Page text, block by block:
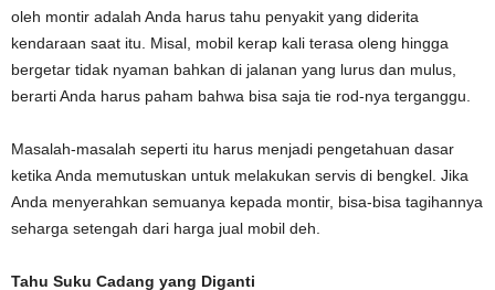
oleh montir adalah Anda harus tahu penyakit yang diderita
kendaraan saat itu. Misal, mobil kerap kali terasa oleng hingga
bergetar tidak nyaman bahkan di jalanan yang lurus dan mulus,
berarti Anda harus paham bahwa bisa saja tie rod-nya terganggu.
Masalah-masalah seperti itu harus menjadi pengetahuan dasar
ketika Anda memutuskan untuk melakukan servis di bengkel. Jika
Anda menyerahkan semuanya kepada montir, bisa-bisa tagihannya
seharga setengah dari harga jual mobil deh.
Tahu Suku Cadang yang Diganti